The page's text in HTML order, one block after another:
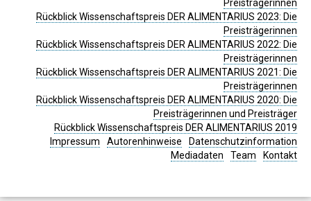
Preisträgerinnen
Rückblick Wissenschaftspreis DER ALIMENTARIUS 2023: Die
Preisträgerinnen
Rückblick Wissenschaftspreis DER ALIMENTARIUS 2022: Die
Preisträgerinnen
Rückblick Wissenschaftspreis DER ALIMENTARIUS 2021: Die
Preisträgerinnen
Rückblick Wissenschaftspreis DER ALIMENTARIUS 2020: Die
Preisträgerinnen und Preisträger
Rückblick Wissenschaftspreis DER ALIMENTARIUS 2019
Impressum
Autorenhinweise
Datenschutzinformation
Mediadaten
Team Kontakt